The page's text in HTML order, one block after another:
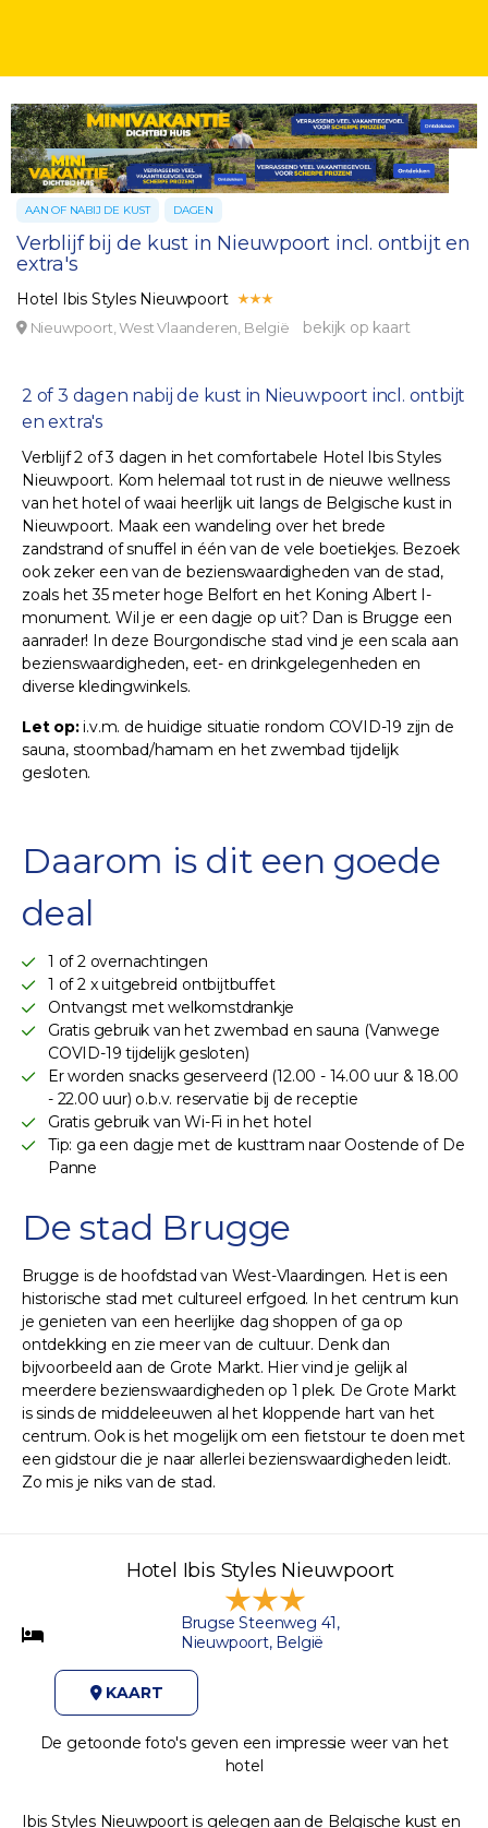
AAN OF NABIJ DE KUST DAGEN
Verblijf bij de kust in Nieuwpoort incl. ontbijt en
extra's
Hotel Ibis Styles Nieuwpoort
Nieuwpoort, West Vlaanderen, België bekijk op kaart
2 of 3 dagen nabij de kust in Nieuwpoort incl. ontbijt
en extra's
Verblijf 2 of 3 dagen in het comfortabele Hotel Ibis Styles
Nieuwpoort. Kom helemaal tot rust in de nieuwe wellness
van het hotel of waai heerlijk uit langs de Belgische kust in
Nieuwpoort. Maak een wandeling over het brede
zandstrand of snuffel in één van de vele boetiekjes. Bezoek
ook zeker een van de bezienswaardigheden van de stad,
zoals het 35 meter hoge Belfort en het Koning Albert I-
monument. Wil je er een dagje op uit? Dan is Brugge een
aanrader! In deze Bourgondische stad vind je een scala aan
bezienswaardigheden, eet- en drinkgelegenheden en
diverse kledingwinkels.
Let op:i.v.m. de huidige situatie rondom COVID-19 zijn de
sauna, stoombad/hamam en het zwembad tijdelijk
gesloten.
Daarom is dit een goede
deal
1 of 2 overnachtingen
1 of 2 x uitgebreid ontbijtbuffet
Ontvangst met welkomstdrankje
Gratis gebruik van het zwembad en sauna (Vanwege
COVID-19 tijdelijk gesloten)
Er worden snacks geserveerd (12.00 - 14.00 uur & 18.00
- 22.00 uur) o.b.v. reservatie bij de receptie
Gratis gebruik van Wi-Fi in het hotel
Tip: ga een dagje met de kusttram naar Oostende of De
Panne
De stad Brugge
Brugge is de hoofdstad van West-Vlaardingen. Het is een
historische stad met cultureel erfgoed. In het centrum kun
je genieten van een heerlijke dag shoppen of ga op
ontdekking en zie meer van de cultuur. Denk dan
bijvoorbeeld aan de Grote Markt. Hier vind je gelijk al
meerdere bezienswaardigheden op 1 plek. De Grote Markt
is sinds de middeleeuwen al het kloppende hart van het
centrum. Ook is het mogelijk om een fietstour te doen met
een gidstour die je naar allerlei bezienswaardigheden leidt.
Zo mis je niks van de stad.
Hotel Ibis Styles Nieuwpoort
Brugse Steenweg 41,
Nieuwpoort, België
KAART
De getoonde foto's geven een impressie weer van het
hotel
Ibis Styles Nieuwpoort is gelegen aan de Belgische kust en